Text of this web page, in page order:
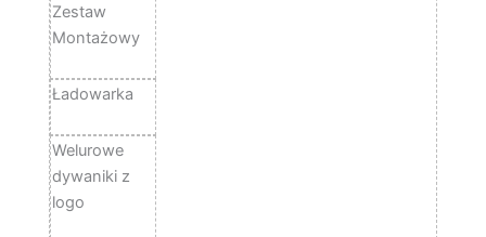
Zestaw
Montażowy
Ładowarka
Welurowe
dywaniki z
logo